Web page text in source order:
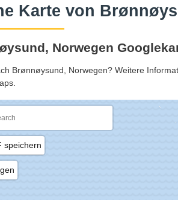
Karte von
Norwegen
Brønnøysund, Norwegen? Weitere
speichern